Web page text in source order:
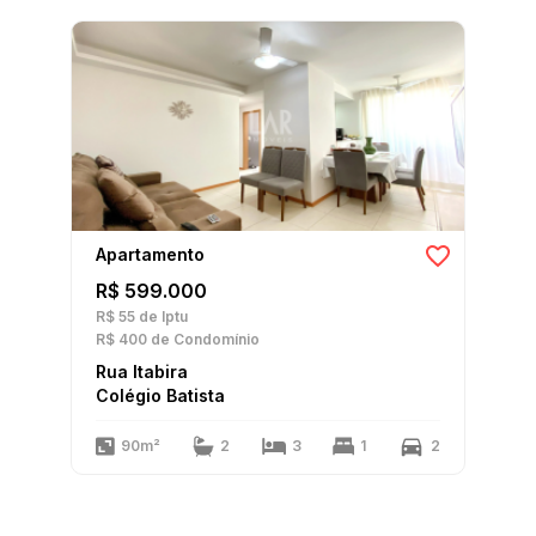
Apartamento
R$ 599.000
R$ 55 de Iptu
R$ 400 de Condomínio
Rua Itabira
Colégio Batista
90m² 2 3 1 2